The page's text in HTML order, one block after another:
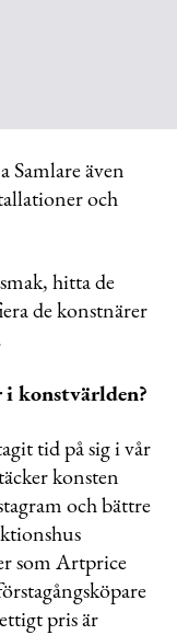
även
och
hitta de
de konstnärer
konstvärlden?
tid på sig i vår
konsten
och bättre
som Artprice
pris är